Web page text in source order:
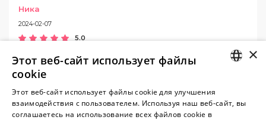
Ника
2024-02-07
5.0
Внимание! Yesyes.lv содержит откровенную сексуальную
RUSSIAN
×
Этот веб-сайт использует файлы
cookie
Этот веб-сайт использует файлы cookie для улучшения
взаимодействия с пользователем. Используя наш веб-сайт, вы
соглашаетесь на использование всех файлов cookie в